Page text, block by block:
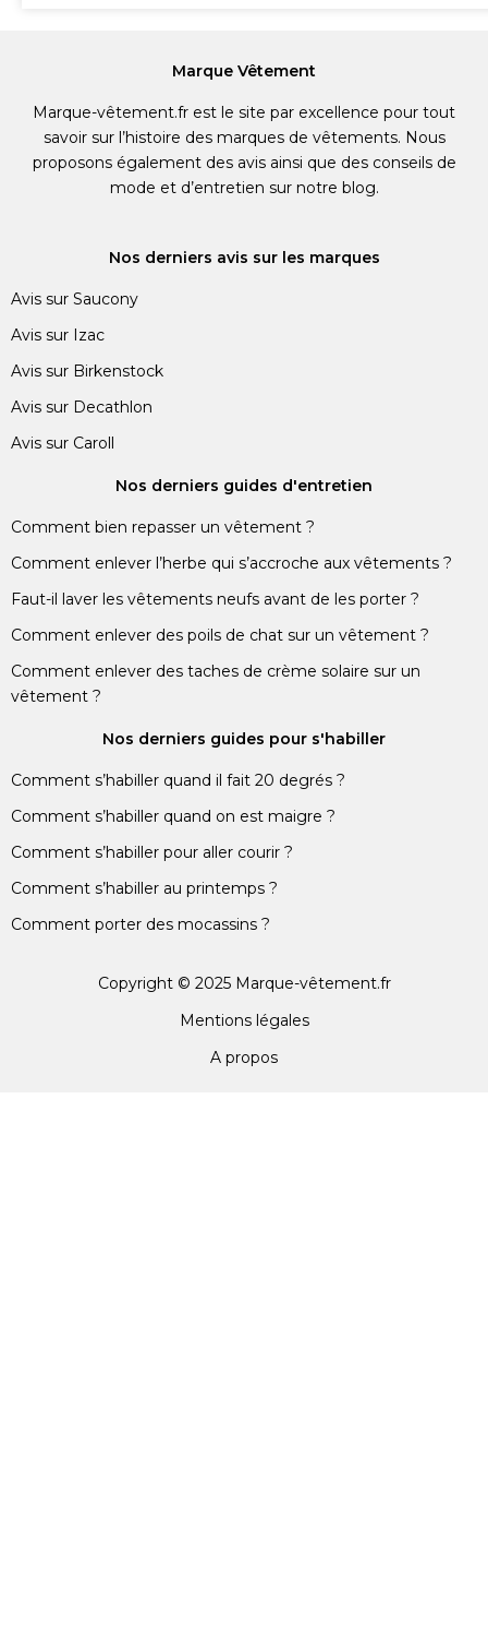
Marque Vêtement
Marque-vêtement.fr est le site par excellence pour tout
savoir sur l’histoire des marques de vêtements. Nous
proposons également des avis ainsi que des conseils de
mode et d’entretien sur notre blog.
Nos derniers avis sur les marques
Avis sur Saucony
Avis sur Izac
Avis sur Birkenstock
Avis sur Decathlon
Avis sur Caroll
Nos derniers guides d'entretien
Comment bien repasser un vêtement ?
Comment enlever l’herbe qui s’accroche aux vêtements ?
Faut-il laver les vêtements neufs avant de les porter ?
Comment enlever des poils de chat sur un vêtement ?
Comment enlever des taches de crème solaire sur un
vêtement ?
Nos derniers guides pour s'habiller
Comment s’habiller quand il fait 20 degrés ?
Comment s’habiller quand on est maigre ?
Comment s’habiller pour aller courir ?
Comment s’habiller au printemps ?
Comment porter des mocassins ?
Copyright © 2025 Marque-vêtement.fr
Mentions légales
A propos